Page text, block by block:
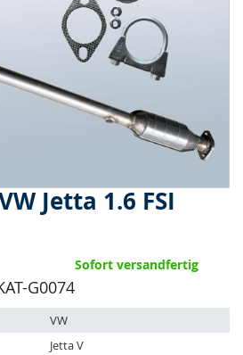
Jetta 1.6 FSI
G0074
Sofort versandfertig
VW
Jetta V